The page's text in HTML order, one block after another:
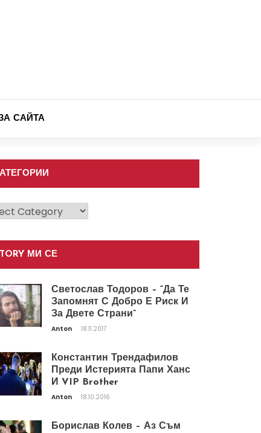
САЙТА
МИ СЕ
Светослав Тодоров – “Да Те
Запомнят С Добро Е Риск И
За Двете Страни”
Anton 18.11.2017
Константин Трендафилов
Преди Истерията Папи Ханс
И VIP Brother
Anton 18.10.2016
Борислав Колев – Аз Съм